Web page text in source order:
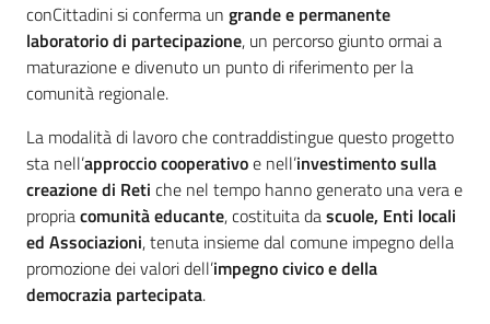
Assemblea
legislativa
Assemblea
Attività
Argomenti
conCittadini si conferma un grande e permanente
laboratorio di partecipazione, un percorso giunto ormai a
maturazione e divenuto un punto di riferimento per la
comunità regionale.
La modalità di lavoro che contraddistingue questo progetto
sta nell’approccio cooperativoe nell’investimento sulla
creazione di Reti che nel tempo hanno generato una vera e
propriacomunità educante, costituita dascuole, Enti locali
ed Associazioni, tenuta insieme dal comune impegno della
promozione dei valori dell’impegno civico e della
democrazia partecipata.